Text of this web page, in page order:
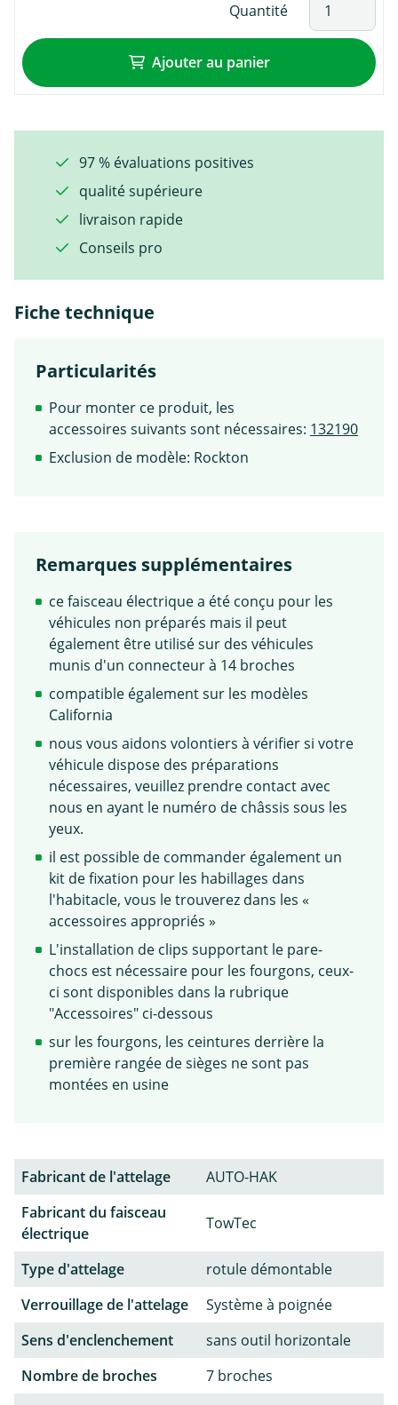
Quantité
Ajouter au panier
97 % évaluations positives
qualité supérieure
livraison rapide
Conseils pro
Fiche technique
Particularités
Pour monter ce produit, les
accessoires suivants sont nécessaires: 132190
Exclusion de modèle: Rockton
Remarques supplémentaires
ce faisceau électrique a été conçu pour les
véhicules non préparés mais il peut
également être utilisé sur des véhicules
munis d'un connecteur à 14 broches
compatible également sur les modèles
California
nous vous aidons volontiers à vérifier si votre
véhicule dispose des préparations
nécessaires, veuillez prendre contact avec
nous en ayant le numéro de châssis sous les
yeux.
il est possible de commander également un
kit de fixation pour les habillages dans
l'habitacle, vous le trouverez dans les «
accessoires appropriés »
L'installation de clips supportant le pare-
chocs est nécessaire pour les fourgons, ceux-
ci sont disponibles dans la rubrique
"Accessoires" ci-dessous
sur les fourgons, les ceintures derrière la
première rangée de sièges ne sont pas
montées en usine
Fabricant de l'attelage
AUTO-HAK
Fabricant du faisceau
électrique
TowTec
Type d'attelage
rotule démontable
Verrouillage de l'attelage
Système à poignée
Sens d'enclenchement
sans outil horizontale
Nombre de broches
7 broches